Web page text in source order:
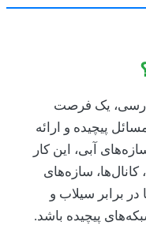
یک فرصت
و ارائه
آبی، این کار
سازه‌های
سیلاب و
پیچیده باشد.